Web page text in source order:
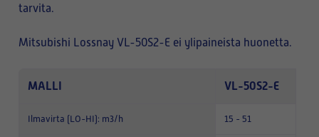
tarvita.
Mitsubishi Lossnay VL-50S2-E ei ylipaineista huonetta.
MALLI VL-50S2-E
Ilmavirta (LO-HI): m3/h 15 - 51